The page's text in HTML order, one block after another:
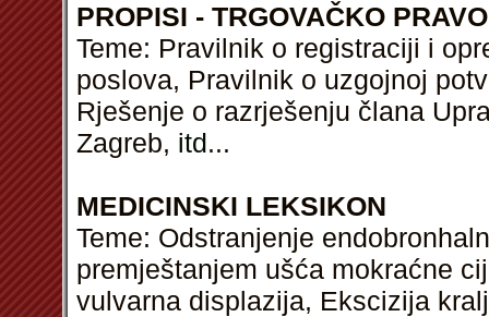
PROPISI - TRGOVAČKO PRAVO
Teme: Pravilnik o registraciji i
poslova, Pravilnik o uzgojnoj
Rješenje o razrješenju člana
Zagreb, itd...
MEDICINSKI LEKSIKON
Teme: Odstranjenje
premještanjem ušća mokraćne
vulvarna displazija, Ekscizija